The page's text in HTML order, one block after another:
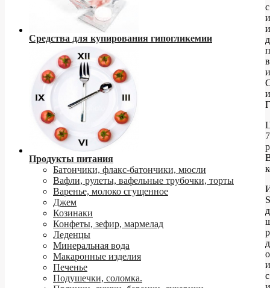
Средства для купирования гипогликемии
Продукты питания
Батончики, флакс-батончики, мюсли
Вафли, рулеты, вафельные трубочки, торты
Варенье, молоко сгущенное
Джем
Козинаки
Конфеты, зефир, мармелад
Леденцы
Минеральная вода
Макаронные изделия
Печенье
Подушечки, соломка.
с
7
с